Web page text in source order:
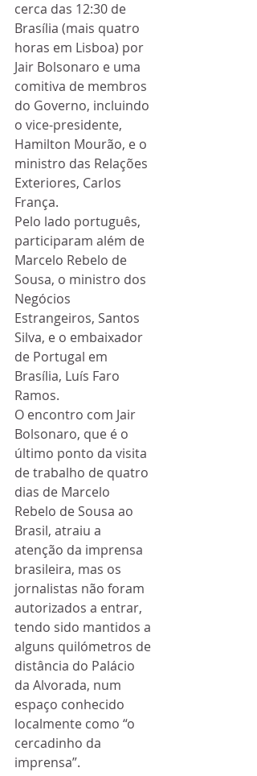
cerca das 12:30 de
Brasília (mais quatro
horas em Lisboa) por
Jair Bolsonaro e uma
comitiva de membros
do Governo, incluindo
o vice-presidente,
Hamilton Mourão, e o
ministro das Relações
Exteriores, Carlos
França.
Pelo lado português,
participaram além de
Marcelo Rebelo de
Sousa, o ministro dos
Negócios
Estrangeiros, Santos
Silva, e o embaixador
de Portugal em
Brasília, Luís Faro
Ramos.
O encontro com Jair
Bolsonaro, que é o
último ponto da visita
de trabalho de quatro
dias de Marcelo
Rebelo de Sousa ao
Brasil, atraiu a
atenção da imprensa
brasileira, mas os
jornalistas não foram
autorizados a entrar,
tendo sido mantidos a
alguns quilómetros de
distância do Palácio
da Alvorada, num
espaço conhecido
localmente como “o
cercadinho da
imprensa”.